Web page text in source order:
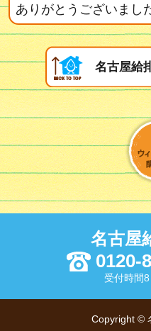
ありがとうございまし
名古屋給
名古屋
0120-
受付時間
Copyright ©